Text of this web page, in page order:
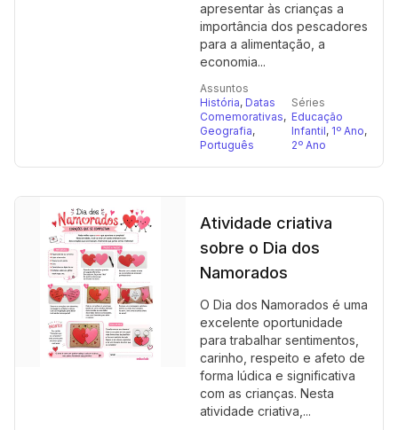
apresentar às crianças a
importância dos pescadores
para a alimentação, a
economia...
Assuntos
História, Datas
Comemorativas,
Geografia,
Português
Séries
Educação
Infantil, 1º Ano,
2º Ano
Atividade criativa
sobre o Dia dos
Namorados
O Dia dos Namorados é uma
excelente oportunidade
para trabalhar sentimentos,
carinho, respeito e afeto de
forma lúdica e significativa
com as crianças. Nesta
atividade criativa,...